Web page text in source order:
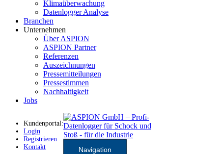
Klimaüberwachung
Datenlogger Analyse
Branchen
Unternehmen
Über ASPION
ASPION Partner
Referenzen
Auszeichnungen
Pressemitteilungen
Pressestimmen
Nachhaltigkeit
Jobs
Kundenportal:
Login
Registrieren
Kontakt
Navigation